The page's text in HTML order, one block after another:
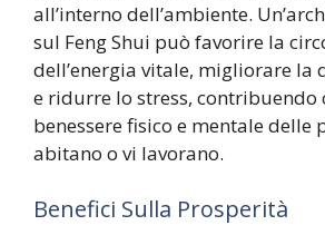
all’interno dell’ambiente.
sul Feng Shui può favorire la
dell’energia vitale, migliorare la
e ridurre lo stress, contribuendo
benessere fisico e mentale delle
abitano o vi lavorano.
Benefici Sulla Prosperità